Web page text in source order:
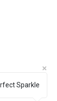
Sparkle